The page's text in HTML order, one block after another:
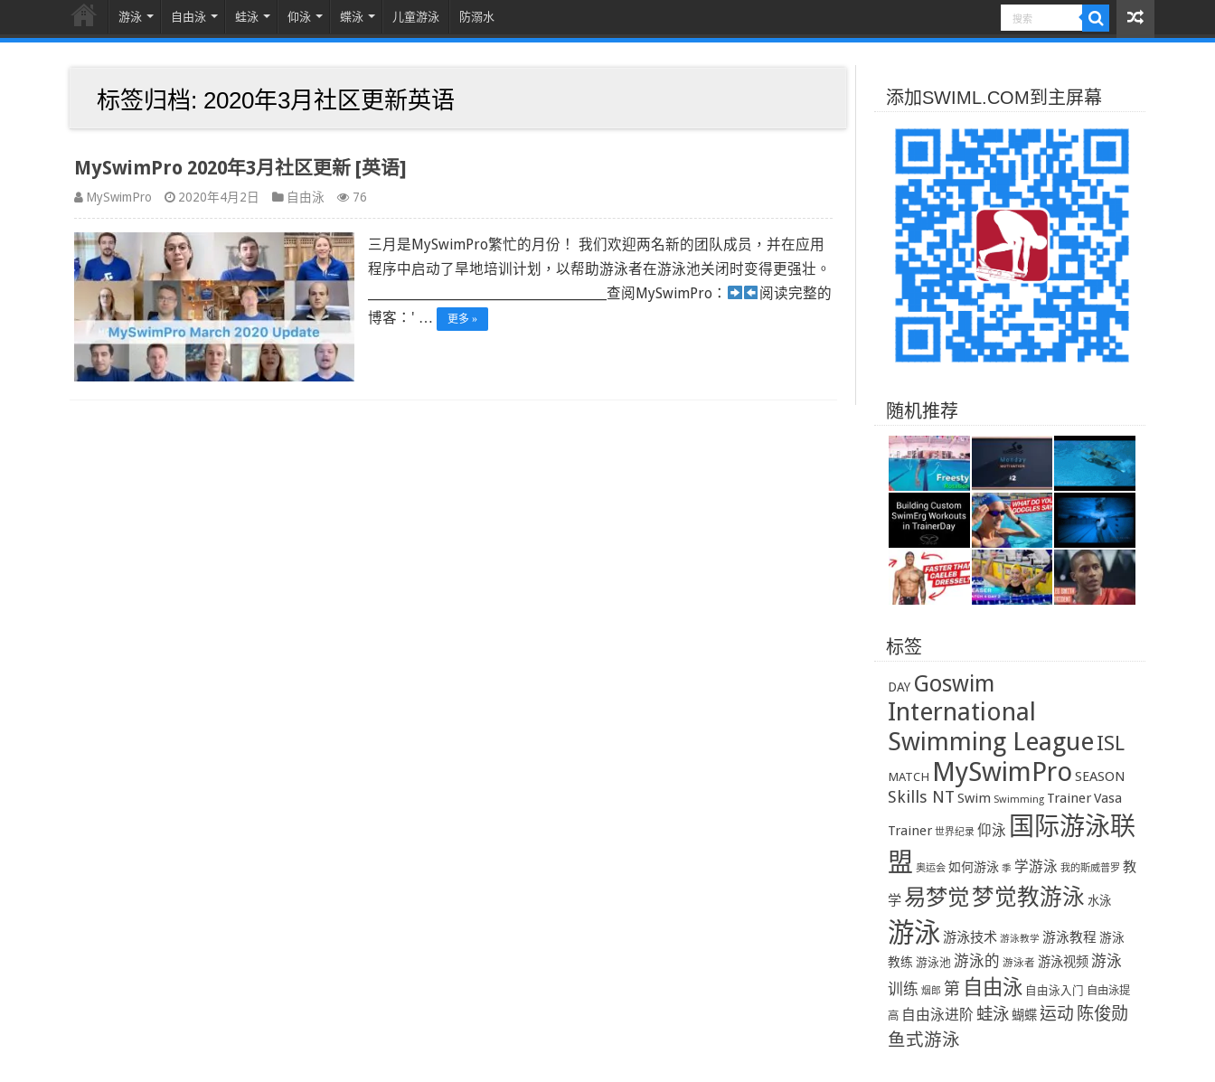
游泳 自由泳 蛙泳 仰泳 蝶泳 儿童游泳 防溺水
标签归档: 2020年3月社区更新英语
MySwimPro 2020年3月社区更新 [英语]
MySwimPro 2020年4月2日 自由泳 76
三月是MySwimPro繁忙的月份！ 我们欢迎两名新的团队成员，并在应用
程序中启动了旱地培训计划，以帮助游泳者在游泳池关闭时变得更强壮。
____________________________________________查阅MySwimPro：
阅读完整的
博客：' …
更多 »
添加SWIML.COM到主屏幕
随机推荐
标签
DAY Goswim
International
Swimming LeagueISL
MATCH MySwimPro SEASON
Skills NT Swim Swimming TrainerVasa
Trainer 世界纪录 仰泳 国际游泳联
盟 奥运会 如何游泳 季 学游泳 我的斯威普罗 教
学 易梦觉梦觉教游泳 水泳
游泳游泳技术 游泳教学 游泳教程 游泳
教练 游泳池 游泳的 游泳者 游泳视频 游泳
训练 烟郎 第 自由泳 自由泳入门 自由泳提
高 自由泳进阶 蛙泳蝴蝶运动 陈俊勋
鱼式游泳